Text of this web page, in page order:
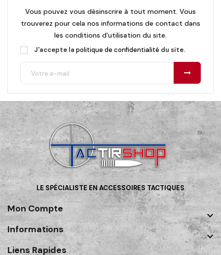
Vous pouvez vous désinscrire à tout moment. Vous
trouverez pour cela nos informations de contact dans
les conditions d'utilisation du site.
J'accepte la politique de confidentialité du site.
LE SPÉCIALISTE EN ACCESSOIRES TACTIQUES
Mon Compte

Informations

Liens Rapides